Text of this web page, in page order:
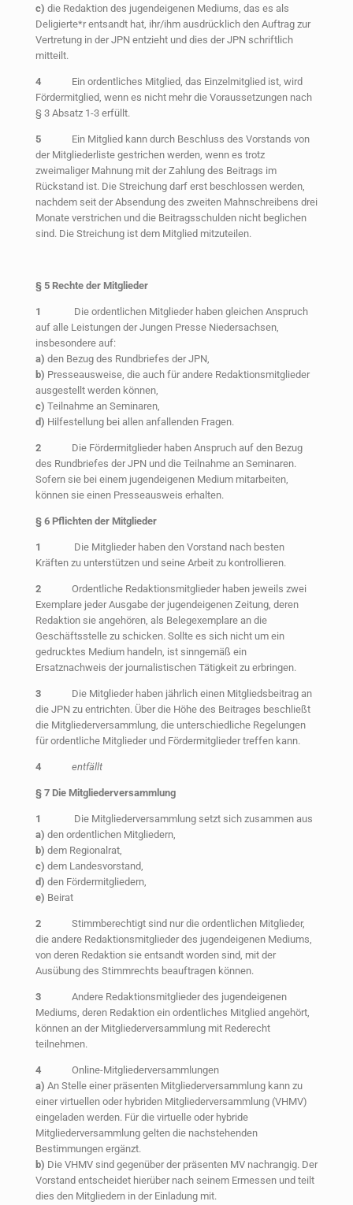
c) die Redaktion des jugendeigenen Mediums, das es als
Deligierte*r entsandt hat, ihr/ihm ausdrücklich den Auftrag zur
Vertretung in der JPN entzieht und dies der JPN schriftlich
mitteilt.
4 Ein ordentliches Mitglied, das Einzelmitglied ist, wird
Fördermitglied, wenn es nicht mehr die Voraussetzungen nach
§ 3 Absatz 1-3 erfüllt.
5 Ein Mitglied kann durch Beschluss des Vorstands von
der Mitgliederliste gestrichen werden, wenn es trotz
zweimaliger Mahnung mit der Zahlung des Beitrags im
Rückstand ist. Die Streichung darf erst beschlossen werden,
nachdem seit der Absendung des zweiten Mahnschreibens drei
Monate verstrichen und die Beitragsschulden nicht beglichen
sind. Die Streichung ist dem Mitglied mitzuteilen.
§ 5 Rechte der Mitglieder
1
Die ordentlichen Mitglieder haben gleichen Anspruch
auf alle Leistungen der Jungen Presse Niedersachsen,
insbesondere auf:
a) den Bezug des Rundbriefes der JPN,
b) Presseausweise, die auch für andere Redaktionsmitglieder
ausgestellt werden können,
c) Teilnahme an Seminaren,
d) Hilfestellung bei allen anfallenden Fragen.
2 Die Fördermitglieder haben Anspruch auf den Bezug
des Rundbriefes der JPN und die Teilnahme an Seminaren.
Sofern sie bei einem jugendeigenen Medium mitarbeiten,
können sie einen Presseausweis erhalten.
§ 6 Pflichten der Mitglieder
1
Die Mitglieder haben den Vorstand nach besten
Kräften zu unterstützen und seine Arbeit zu kontrollieren.
2 Ordentliche Redaktionsmitglieder haben jeweils zwei
Exemplare jeder Ausgabe der jugendeigenen Zeitung, deren
Redaktion sie angehören, als Belegexemplare an die
Geschäftsstelle zu schicken. Sollte es sich nicht um ein
gedrucktes Medium handeln, ist sinngemäß ein
Ersatznachweis der journalistischen Tätigkeit zu erbringen.
3 Die Mitglieder haben jährlich einen Mitgliedsbeitrag an
die JPN zu entrichten. Über die Höhe des Beitrages beschließt
die Mitgliederversammlung, die unterschiedliche Regelungen
für ordentliche Mitglieder und Fördermitglieder treffen kann.
4 entfällt
§ 7 Die Mitgliederversammlung
1 Die Mitgliederversammlung setzt sich zusammen aus
a) den ordentlichen Mitgliedern,
b) dem Regionalrat,
c) dem Landesvorstand,
d) den Fördermitgliedern,
e) Beirat
2 Stimmberechtigt sind nur die ordentlichen Mitglieder,
die andere Redaktionsmitglieder des jugendeigenen Mediums,
von deren Redaktion sie entsandt worden sind, mit der
Ausübung des Stimmrechts beauftragen können.
3 Andere Redaktionsmitglieder des jugendeigenen
Mediums, deren Redaktion ein ordentliches Mitglied angehört,
können an der Mitgliederversammlung mit Rederecht
teilnehmen.
4 Online-Mitgliederversammlungen
a) An Stelle einer präsenten Mitgliederversammlung kann zu
einer virtuellen oder hybriden Mitgliederversammlung (VHMV)
eingeladen werden. Für die virtuelle oder hybride
Mitgliederversammlung gelten die nachstehenden
Bestimmungen ergänzt.
b) Die VHMV sind gegenüber der präsenten MV nachrangig. Der
Vorstand entscheidet hierüber nach seinem Ermessen und teilt
dies den Mitgliedern in der Einladung mit.